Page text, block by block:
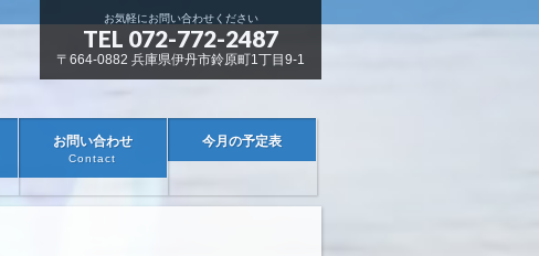
お気軽にお問い合わせください
TEL 072-772-2487
〒664-0882 兵庫県伊丹市鈴原町1丁目9-1
お問い合わせ
Contact
今月の予定表